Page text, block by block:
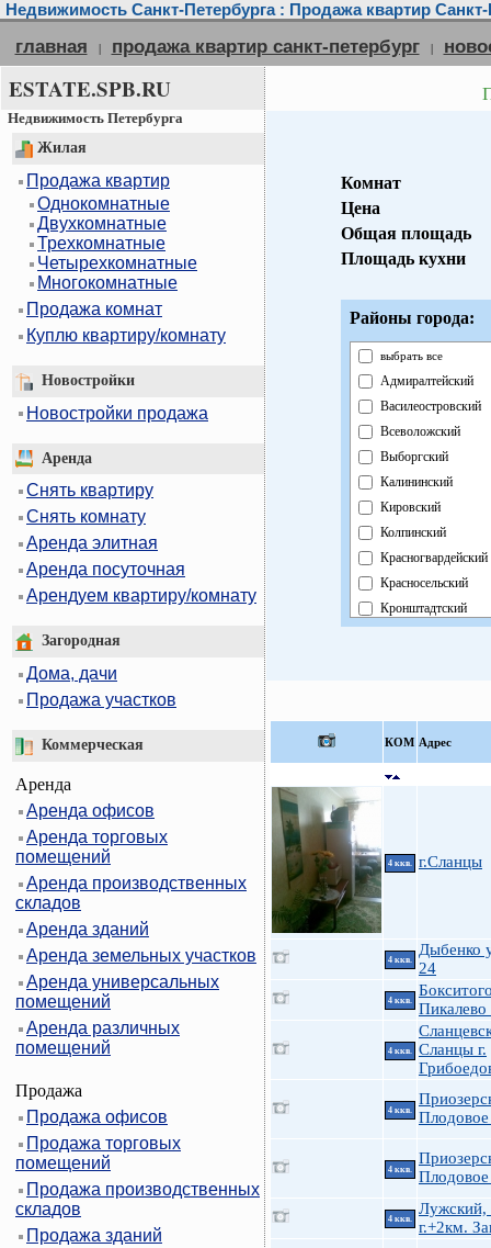
Недвижимость Санкт-Петербурга : Продажа квартир Санкт-
главная | продажа квартир санкт-петербург |
ESTATE.SPB.RU
Недвижимость Петербурга
Жилая
Продажа квартир
Однокомнатные
Двухкомнатные
Трехкомнатные
Четырехкомнатные
Многокомнатные
Продажа комнат
Куплю квартиру/комнату
Новостройки
Новостройки продажа
Аренда
Снять квартиру
Снять комнату
Аренда элитная
Аренда посуточная
Арендуем квартиру/комнату
Загородная
Дома, дачи
Продажа участков
Коммерческая
Аренда
Аренда офисов
Аренда торговых
помещений
Аренда производственных
складов
Аренда зданий
Аренда земельных участков
Аренда универсальных
помещений
Аренда различных
помещений
Продажа
Продажа офисов
Продажа торговых
помещений
Продажа производственных
складов
Продажа зданий
Комнат
Цена
Общая площадь
Площадь кухни
Районы города:
выбрать все
Адмиралтейский
Василеостровский
Всеволожский
Выборгский
Калининский
Кировский
Колпинский
Красногвардейский
Красносельский
Кронштадтский
Павловский
Петроградский
Фрунзенский
Центральный
КOМ Адрес
4 ккв. г.Сланцы
4 ккв.
Дыбенко
24
4 ккв.
Пикалево
4 ккв.
Сланцы г.
4 ккв.
4 ккв.
4 ккв.
Лужский,
г.+2км.